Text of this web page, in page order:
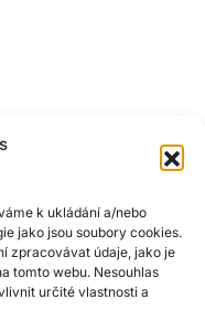
k ukládání a/nebo
jako jsou soubory cookies.
zpracovávat údaje, jako je
tomto webu. Nesouhlas
určité vlastnosti a